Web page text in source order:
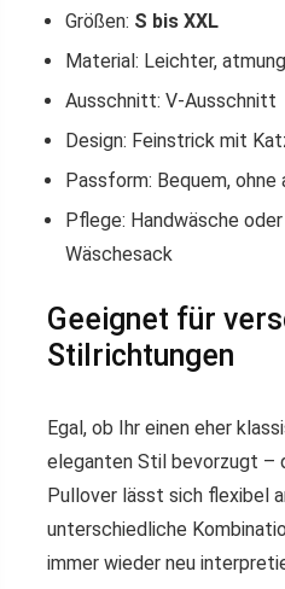
Größen: S bis XXL
Material: Leichter,
Ausschnitt: V-Ausschnitt
Design: Feinstrick mit
Passform: Bequem,
Pflege: Handwäsche
Wäschesack
Geeignet für
Stilrichtungen
Egal, ob Ihr einen eher
eleganten Stil bevorzugt –
Pullover lässt sich flexibel
unterschiedliche
immer wieder neu